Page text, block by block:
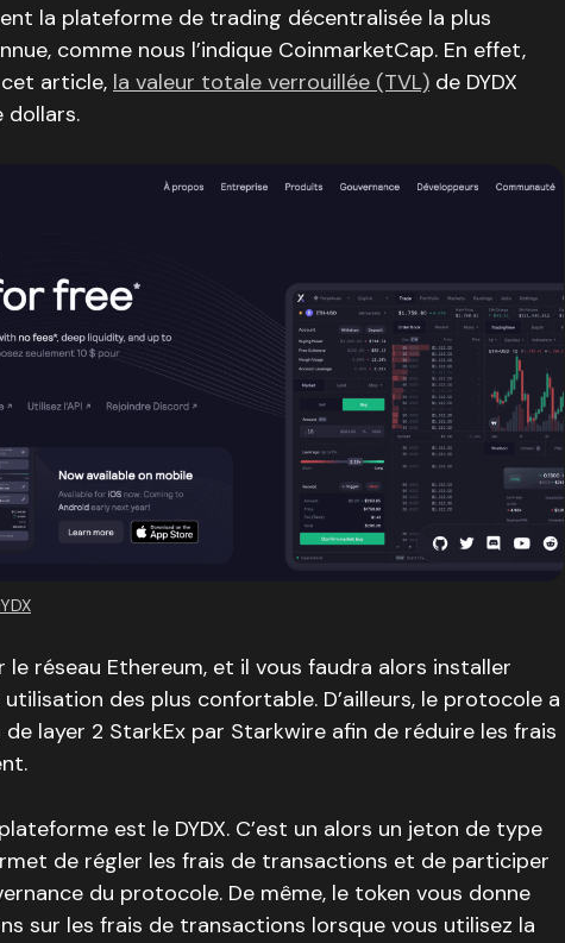
la plateforme de trading décentralisée la plus
comme nous l’indique CoinmarketCap. En effet,
article, la valeur totale verrouillée (TVL) de DYDX
dollars.
le réseau Ethereum, et il vous faudra alors installer
des plus confortable. D’ailleurs, le protocole a
layer 2 StarkEx par Starkwire afin de réduire les frais
est le DYDX. C’est un alors un jeton de type
de régler les frais de transactions et de participer
du protocole. De même, le token vous donne
sur les frais de transactions lorsque vous utilisez la